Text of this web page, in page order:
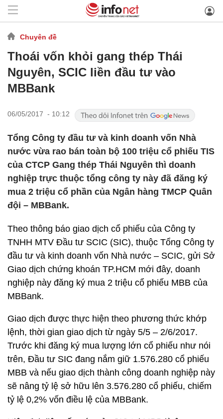
Chuyên đề
Thoái vốn khỏi gang thép Thái
Nguyên, SCIC liền đầu tư vào
MBBank
06/05/2017 - 10:12
Tổng Công ty đầu tư và kinh doanh vốn Nhà
nước vừa rao bán toàn bộ 100 triệu cổ phiếu TIS
của CTCP Gang thép Thái Nguyên thì doanh
nghiệp trực thuộc tổng công ty này đã đăng ký
mua 2 triệu cổ phần của Ngân hàng TMCP Quân
đội – MBBank.
Theo thông báo giao dịch cổ phiếu của Công ty
TNHH MTV Đầu tư SCIC (SIC), thuộc Tổng Công ty
đầu tư và kinh doanh vốn Nhà nước – SCIC, gửi Sở
Giao dịch chứng khoán TP.HCM mới đây, doanh
nghiệp này đăng ký mua 2 triệu cổ phiếu MBB của
MBBank.
Giao dịch được thực hiện theo phương thức khớp
lệnh, thời gian giao dịch từ ngày 5/5 – 2/6/2017.
Trước khi đăng ký mua lượng lớn cổ phiếu như nói
trên, Đầu tư SIC đang nắm giữ 1.576.280 cổ phiếu
MBB và nếu giao dịch thành công doanh nghiệp này
sẽ nâng tỷ lệ sở hữu lên 3.576.280 cổ phiếu, chiếm
tỷ lệ 0,2% vốn điều lệ của MBBank.